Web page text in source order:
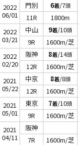
2022
06/01
門別 6着/7頭
11R
1800m
2022
03/21
中山 9着/10頭
9R
1600m/芝
2022
02/20
阪神 8着/14頭
12R
1600m/芝
2021
05/22
中京 8着/8頭
12R
1600m/芝
2021
05/01
東京 7着/10頭
9R
1600m/芝
2021
04/11
阪神
7R
1600m/芝